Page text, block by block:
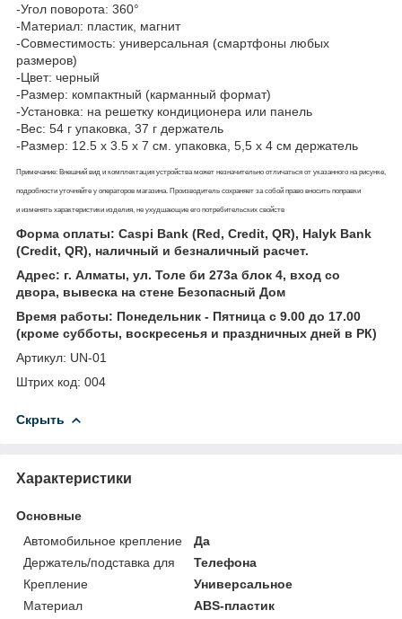
-Угол поворота: 360°
-Материал: пластик, магнит
-Совместимость: универсальная (смартфоны любых
размеров)
-Цвет: черный
-Размер: компактный (карманный формат)
-Установка: на решетку кондиционера или панель
-Вес: 54 г упаковка, 37 г держатель
-Размер: 12.5 х 3.5 х 7 см. упаковка, 5,5 х 4 см держатель
Примечание: Внешний вид и комплектация устройства может незначительно отличаться от указанного на рисунке,
подробности уточняйте у операторов магазина. Производитель сохраняет за собой право вносить поправки
и изменять характеристики изделия, не ухудшающие его потребительских свойств
Форма оплаты: Caspi Bank (Red, Credit, QR), Halyk Bank
(Credit, QR), наличный и безналичный расчет.
Адрес: г. Алматы, ул. Толе би 273а блок 4, вход со
двора, вывеска на стене Безопасный Дом
Время работы: Понедельник - Пятница с 9.00 до 17.00
(кроме субботы, воскресенья и праздничных дней в РК)
Артикул: UN-01
Штрих код: 004
Скрыть
Характеристики
Основные
Автомобильное крепление
Да
Держатель/подставка для
Телефона
Крепление
Универсальное
Материал
ABS-пластик